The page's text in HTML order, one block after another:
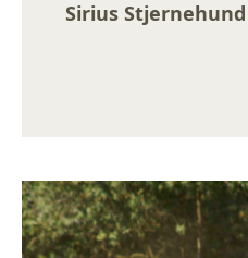
Sirius Stjernehund